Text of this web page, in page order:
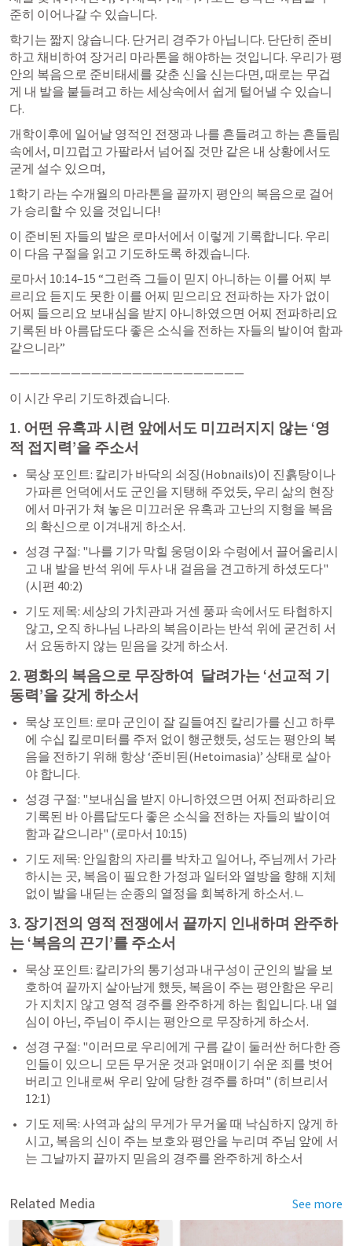
준히 이어나갈 수 있습니다.
학기는 짧지 않습니다. 단거리 경주가 아닙니다. 단단히 준비
하고 채비하여 장거리 마라톤을 해야하는 것입니다. 우리가 평
안의 복음으로 준비태세를 갖춘 신을 신는다면, 때로는 무겁
게 내 발을 붙들려고 하는 세상속에서 쉽게 털어낼 수 있습니
다.
개학이후에 일어날 영적인 전쟁과 나를 흔들려고 하는 흔들림
속에서, 미끄럽고 가팔라서 넘어질 것만 같은 내 상황에서도
굳게 설수 있으며,
1학기 라는 수개월의 마라톤을 끝까지 평안의 복음으로 걸어
가 승리할 수 있을 것입니다!
이 준비된 자들의 발은 로마서에서 이렇게 기록합니다. 우리
이 다음 구절을 읽고 기도하도록 하겠습니다.
로마서 10:14–15 “그런즉 그들이 믿지 아니하는 이를 어찌 부
르리요 듣지도 못한 이를 어찌 믿으리요 전파하는 자가 없이
어찌 들으리요 보내심을 받지 아니하였으면 어찌 전파하리요
기록된 바 아름답도다 좋은 소식을 전하는 자들의 발이여 함과
같으니라”
———————————————————————
이 시간 우리 기도하겠습니다.
1. 어떤 유혹과 시련 앞에서도 미끄러지지 않는 ‘영
적 접지력’을 주소서
묵상 포인트: 칼리가 바닥의 쇠징(Hobnails)이 진흙탕이나
가파른 언덕에서도 군인을 지탱해 주었듯, 우리 삶의 현장
에서 마귀가 쳐 놓은 미끄러운 유혹과 고난의 지형을 복음
의 확신으로 이겨내게 하소서.
성경 구절: "나를 기가 막힐 웅덩이와 수렁에서 끌어올리시
고 내 발을 반석 위에 두사 내 걸음을 견고하게 하셨도다"
(시편 40:2)
기도 제목: 세상의 가치관과 거센 풍파 속에서도 타협하지
않고, 오직 하나님 나라의 복음이라는 반석 위에 굳건히 서
서 요동하지 않는 믿음을 갖게 하소서.
2. 평화의 복음으로 무장하여  달려가는 ‘선교적 기
동력’을 갖게 하소서
묵상 포인트: 로마 군인이 잘 길들여진 칼리가를 신고 하루
에 수십 킬로미터를 주저 없이 행군했듯, 성도는 평안의 복
음을 전하기 위해 항상 ‘준비된(Hetoimasia)’ 상태로 살아
야 합니다.
성경 구절: "보내심을 받지 아니하였으면 어찌 전파하리요
기록된 바 아름답도다 좋은 소식을 전하는 자들의 발이여
함과 같으니라" (로마서 10:15)
기도 제목: 안일함의 자리를 박차고 일어나, 주님께서 가라
하시는 곳, 복음이 필요한 가정과 일터와 열방을 향해 지체
없이 발을 내딛는 순종의 열정을 회복하게 하소서.ㄴ
3. 장기전의 영적 전쟁에서 끝까지 인내하며 완주하
는 ‘복음의 끈기’를 주소서
묵상 포인트: 칼리가의 통기성과 내구성이 군인의 발을 보
호하여 끝까지 살아남게 했듯, 복음이 주는 평안함은 우리
가 지치지 않고 영적 경주를 완주하게 하는 힘입니다. 내 열
심이 아닌, 주님이 주시는 평안으로 무장하게 하소서.
성경 구절: "이러므로 우리에게 구름 같이 둘러싼 허다한 증
인들이 있으니 모든 무거운 것과 얽매이기 쉬운 죄를 벗어
버리고 인내로써 우리 앞에 당한 경주를 하며" (히브리서
12:1)
기도 제목: 사역과 삶의 무게가 무거울 때 낙심하지 않게 하
시고, 복음의 신이 주는 보호와 평안을 누리며 주님 앞에 서
는 그날까지 끝까지 믿음의 경주를 완주하게 하소서
Related Media See more